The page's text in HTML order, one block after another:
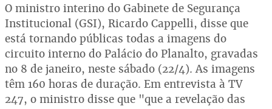
O ministro interino do Gabinete de Segurança
Institucional (GSI), Ricardo Cappelli, disse que
está tornando públicas todas a imagens do
circuito interno do Palácio do Planalto, gravadas
no 8 de janeiro, neste sábado (22/4). As imagens
têm 160 horas de duração. Em entrevista à TV
247, o ministro disse que "que a revelação das